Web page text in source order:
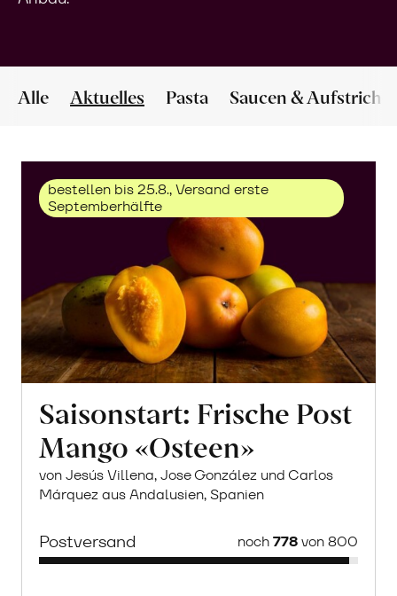
Alle Aktuelles Pasta Saucen & Aufstriche
bestellen bis 25.8., Versand erste
Septemberhälfte
Saisonstart: Frische Post
Mango «Osteen»
von Jesús Villena, Jose González und Carlos
Márquez aus Andalusien, Spanien
Postversand noch778von 800